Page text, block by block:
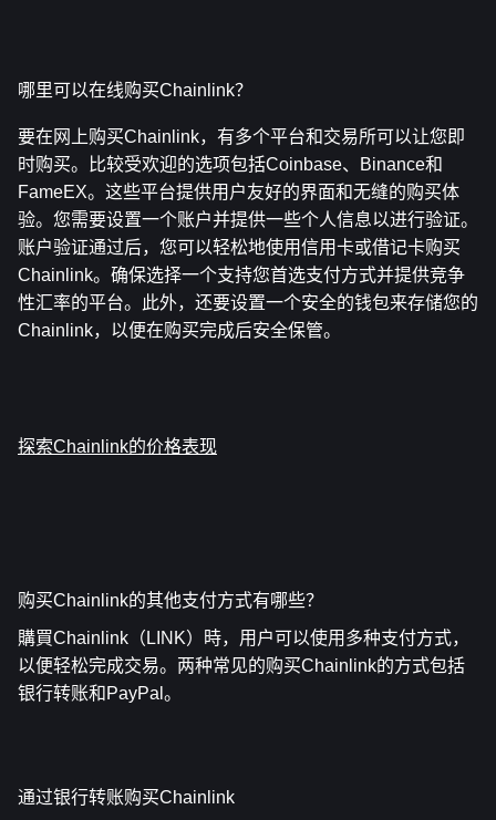
哪里可以在线购买Chainlink？
要在网上购买Chainlink，有多个平台和交易所可以让您即
时购买。比较受欢迎的选项包括Coinbase、Binance和
FameEX。这些平台提供用户友好的界面和无缝的购买体
验。您需要设置一个账户并提供一些个人信息以进行验证。
账户验证通过后，您可以轻松地使用信用卡或借记卡购买
Chainlink。确保选择一个支持您首选支付方式并提供竞争
性汇率的平台。此外，还要设置一个安全的钱包来存储您的
Chainlink，以便在购买完成后安全保管。
探索Chainlink的价格表现
购买Chainlink的其他支付方式有哪些？
購買Chainlink（LINK）時，用户可以使用多种支付方式，
以便轻松完成交易。两种常见的购买Chainlink的方式包括
银行转账和PayPal。
通过银行转账购买Chainlink